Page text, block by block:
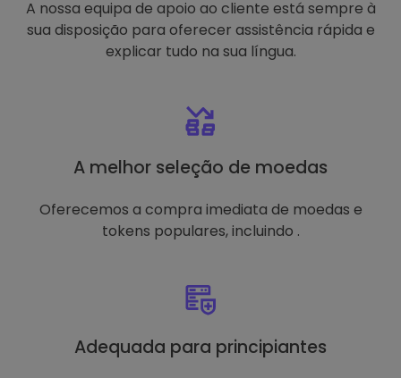
A nossa equipa de apoio ao cliente está sempre à
sua disposição para oferecer assistência rápida e
explicar tudo na sua língua.
A melhor seleção de moedas
Oferecemos a compra imediata de moedas e
tokens populares, incluindo .
Adequada para principiantes